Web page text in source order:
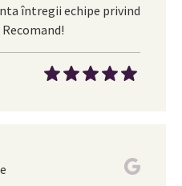
întregii echipe privind